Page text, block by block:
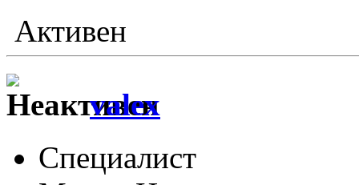
Активен
valex
Специалист